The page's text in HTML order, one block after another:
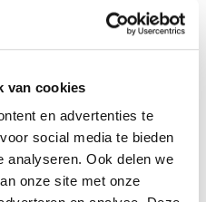
van cookies
en advertenties te
social media te bieden
analyseren. Ook delen we
onze site met onze
20.7 x 11.7"
ja
x 343 (493) x 209,5mm